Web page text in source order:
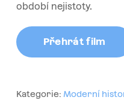
období nejistoty.
Přehrát film
Kategorie: Moderní